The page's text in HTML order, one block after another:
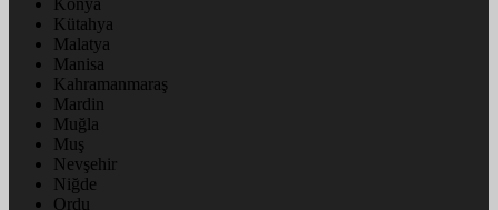
Konya
Kütahya
Malatya
Manisa
Kahramanmaraş
Mardin
Muğla
Muş
Nevşehir
Niğde
Ordu